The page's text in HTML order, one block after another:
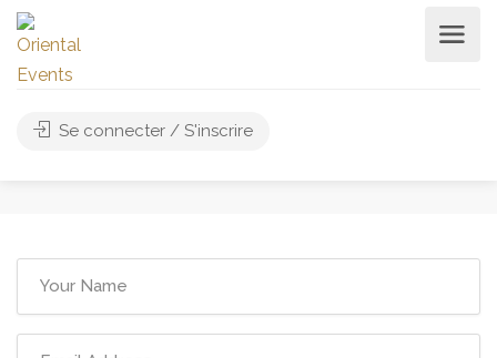
Se connecter / S'inscrire